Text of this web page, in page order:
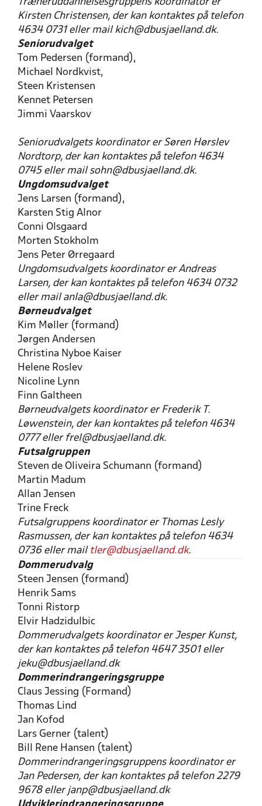
Træneruddannelsesgruppens koordinator er
Kirsten Christensen, der kan kontaktes på telefon
4634 0731 eller mail kich@dbusjaelland.dk.
Seniorudvalget
Tom Pedersen (formand),
Michael Nordkvist,
Steen Kristensen
Kennet Petersen
Jimmi Vaarskov
Seniorudvalgets koordinator er Søren Hørslev
Nordtorp, der kan kontaktes på telefon 4634
0745 eller mail sohn@dbusjaelland.dk.
Ungdomsudvalget
Jens Larsen (formand),
Karsten Stig Alnor
Conni Olsgaard
Morten Stokholm
Jens Peter Ørregaard
Ungdomsudvalgets koordinator er Andreas
Larsen, der kan kontaktes på telefon 4634 0732
eller mail anla@dbusjaelland.dk.
Børneudvalget
Kim Møller (formand)
Jørgen Andersen
Christina Nyboe Kaiser
Helene Roslev
Nicoline Lynn
Finn Galtheen
Børneudvalgets koordinator er Frederik T.
Løwenstein, der kan kontaktes på telefon 4634
0777 eller frel@dbusjaelland.dk.
Futsalgruppen
Steven de Oliveira Schumann (formand)
Martin Madum
Allan Jensen
Trine Freck
Futsalgruppens koordinator er Thomas Lesly
Rasmussen, der kan kontaktes på telefon 4634
0736 eller mail tler@dbusjaelland.dk.
Dommerudvalg
Steen Jensen (formand)
Henrik Sams
Tonni Ristorp
Elvir Hadzidulbic
Dommerudvalgets koordinator er Jesper Kunst,
der kan kontaktes på telefon 4647 3501 eller
jeku@dbusjaelland.dk
Dommerindrangeringsgruppe
Claus Jessing (Formand)
Thomas Lind
Jan Kofod
Lars Gerner (talent)
Bill Rene Hansen (talent)
Dommerindrangeringsgruppens koordinator er
Jan Pedersen, der kan kontaktes på telefon 2279
9678 eller janp@dbusjaelland.dk